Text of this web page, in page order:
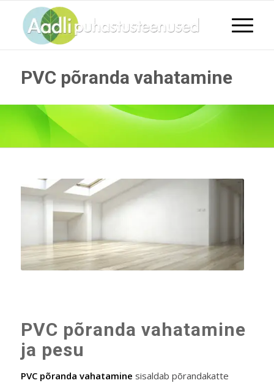
PVC põranda vahatamine
PVC põranda vahatamine
ja pesu
PVC põranda vahatamine sisaldab põrandakatte